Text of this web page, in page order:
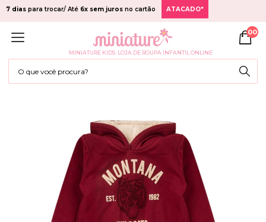
7 dias para trocar/ Até 6x sem juros no cartão ATACADO*
MINIATURE KIDS: LOJA DE ROUPA INFANTIL ONLINE
00